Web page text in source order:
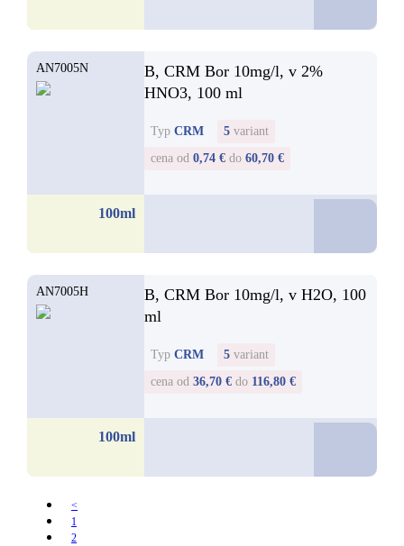
AN7005N
B, CRM Bor 10mg/l, v 2%
HNO3, 100 ml
Typ CRM 5 variant
cena od 0,74 € do 60,70 €
100ml
AN7005H
B, CRM Bor 10mg/l, v H2O, 100
ml
Typ CRM 5 variant
cena od 36,70 € do 116,80 €
100ml
<
1
2